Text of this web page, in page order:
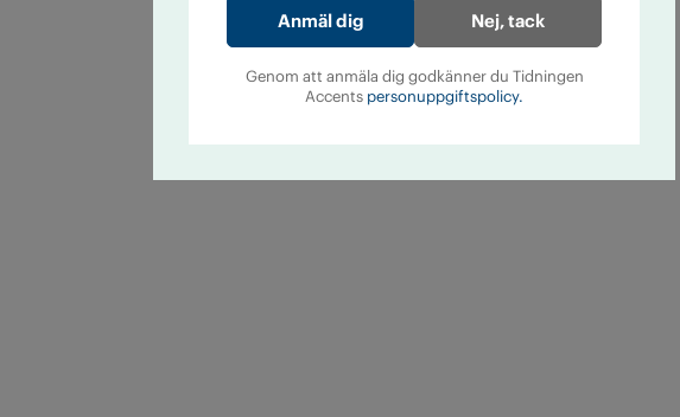
Nej, tack
Genom att anmäla dig godkänner du Tidningen
Accents personuppgiftspolicy.